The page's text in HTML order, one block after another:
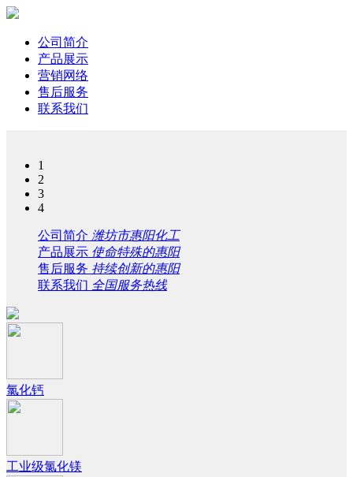
公司简介
产品展示
营销网络
售后服务
联系我们
1
2
3
4
公司简介 潍坊市惠阳化工
产品展示 使命特殊的惠阳
售后服务 持续创新的惠阳
联系我们 全国服务热线
氯化钙
工业级氯化镁